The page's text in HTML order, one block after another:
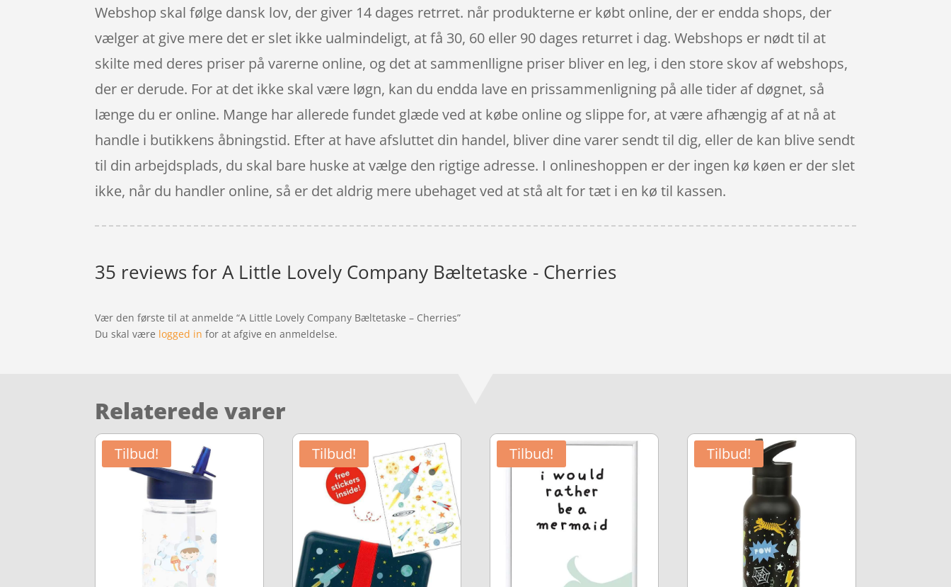
Webshop skal følge dansk lov, der giver 14 dages retrret. når produkterne er købt online, der er endda shops, der
vælger at give mere det er slet ikke ualmindeligt, at få 30, 60 eller 90 dages returret i dag. Webshops er nødt til at
skilte med deres priser på varerne online, og det at sammenlligne priser bliver en leg, i den store skov af webshops,
der er derude. For at det ikke skal være løgn, kan du endda lave en prissammenligning på alle tider af døgnet, så
længe du er online. Mange har allerede fundet glæde ved at købe online og slippe for, at være afhængig af at nå at
handle i butikkens åbningstid. Efter at have afsluttet din handel, bliver dine varer sendt til dig, eller de kan blive sendt
til din arbejdsplads, du skal bare huske at vælge den rigtige adresse. I onlineshoppen er der ingen kø køen er der slet
ikke, når du handler online, så er det aldrig mere ubehaget ved at stå alt for tæt i en kø til kassen.
35 reviews forA Little Lovely Company Bæltetaske - Cherries
Vær den første til at anmelde “A Little Lovely Company Bæltetaske – Cherries”
Du skal være logged in for at afgive en anmeldelse.
Relaterede varer
Tilbud! Tilbud! Tilbud! Tilbud!